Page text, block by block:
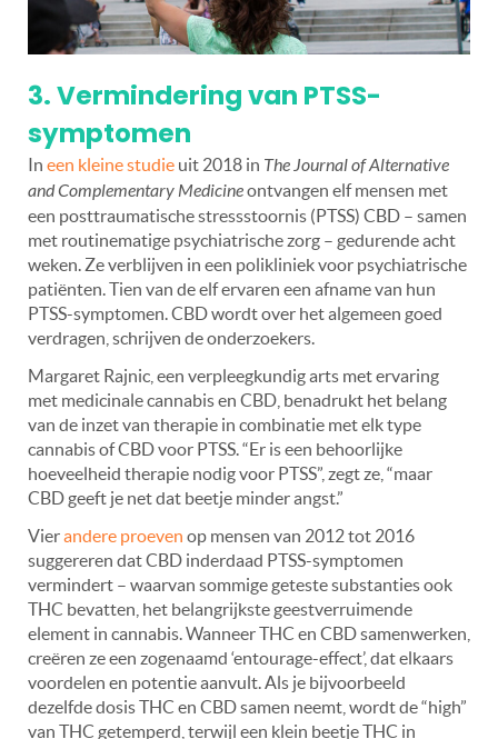
3. Vermindering van PTSS-
symptomen
In een kleine studie uit 2018 in The Journal of Alternative
and Complementary Medicineontvangen elf mensen met
een posttraumatische stressstoornis (PTSS) CBD – samen
met routinematige psychiatrische zorg – gedurende acht
weken. Ze verblijven in een polikliniek voor psychiatrische
patiënten. Tien van de elf ervaren een afname van hun
PTSS-symptomen. CBD wordt over het algemeen goed
verdragen, schrijven de onderzoekers.
Margaret Rajnic, een verpleegkundig arts met ervaring
met medicinale cannabis en CBD, benadrukt het belang
van de inzet van therapie in combinatie met elk type
cannabis of CBD voor PTSS. “Er is een behoorlijke
hoeveelheid therapie nodig voor PTSS”, zegt ze, “maar
CBD geeft je net dat beetje minder angst.”
Vierandere proeven op mensen van 2012 tot 2016
suggereren dat CBD inderdaad PTSS-symptomen
vermindert – waarvan sommige geteste substanties ook
THC bevatten, het belangrijkste geestverruimende
element in cannabis. Wanneer THC en CBD samenwerken,
creëren ze een zogenaamd ‘entourage-effect’, dat elkaars
voordelen en potentie aanvult. Als je bijvoorbeeld
dezelfde dosis THC en CBD samen neemt, wordt de “high”
van THC getemperd, terwijl een klein beetje THC in